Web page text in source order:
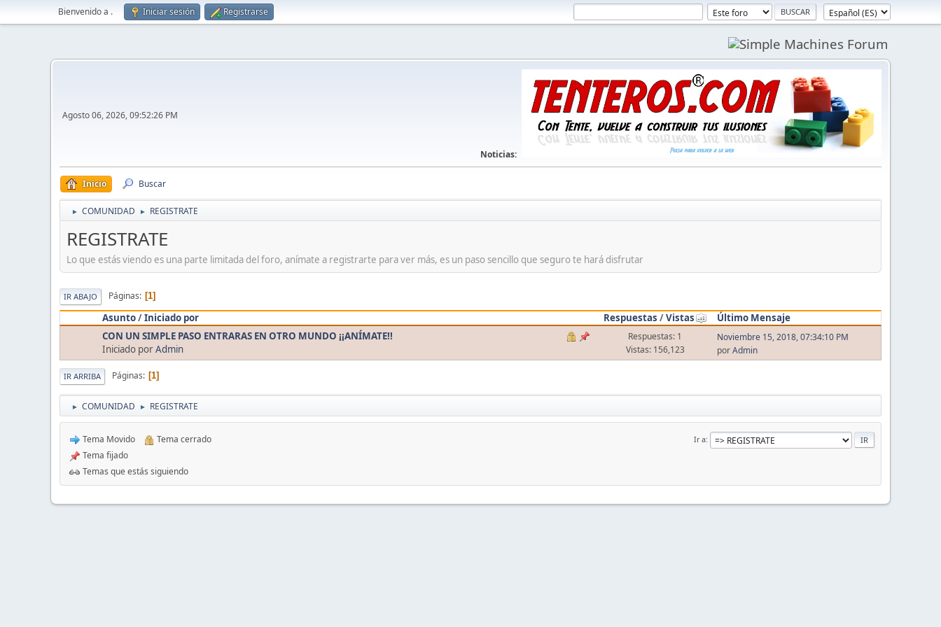
Bienvenido a . Iniciar sesión Registrarse
Agosto 06, 2026, 09:52:26 PM
Noticias:
Inicio Buscar
► COMUNIDAD ► REGISTRATE
REGISTRATE
Lo que estás viendo es una parte limitada del foro, anímate a registrarte para ver más, es un paso sencillo que seguro te hará disfrutar
IR ABAJO Páginas 1
Asunto/Iniciado por Respuestas /Vistas
Último Mensaje
CON UN SIMPLE PASO ENTRARAS EN OTRO MUNDO ¡¡ANÍMATE!!
Iniciado porAdmin
Respuestas: 1
Vistas: 156,123
Noviembre 15, 2018, 07:34:10 PM
porAdmin
IR ARRIBA Páginas 1
► COMUNIDAD ► REGISTRATE
Ir a
Tema Movido
Tema cerrado
Tema fijado
Temas que estás siguiendo